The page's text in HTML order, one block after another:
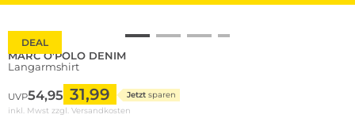
DEAL
MARC O'POLO DENIM
Langarmshirt
UVP54,95 31,99 Jetzt sparen
inkl. Mwst zzgl. Versandkosten